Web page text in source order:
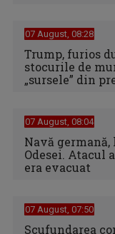
07 August, 08:28
Trump, furios
stocurile de
„sursele” din
07 August, 08:04
Navă
Odesei. Atacul
era evacuat
07 August, 07:50
Scufundarea